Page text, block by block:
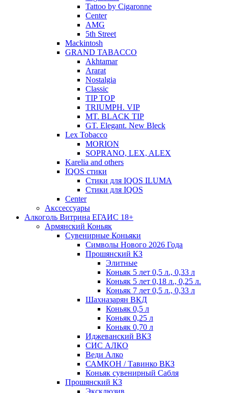
Tattoo by Cigaronne
Center
AMG
5th Street
Mackintosh
GRAND TABACCO
Akhtamar
Ararat
Nostalgia
Classic
TIP TOP
TRIUMPH. VIP
MT. BLACK TIP
GT. Elegant. New Bleck
Lex Tobacco
MORION
SOPRANO, LEX, ALEX
Karelia and others
IQOS стики
Стики для IQOS ILUMA
Стики для IQOS
Сenter
Акссессуары
Алкоголь Витрина ЕГАИС 18+
Армянский Коньяк
Сувенирные Коньяки
Символы Нового 2026 Года
Прошянский КЗ
Элитные
Коньяк 5 лет 0,5 л., 0,33 л
Коньяк 5 лет 0,18 л., 0,25 л.
Коньяк 7 лет 0,5 л., 0,33 л
Шахназарян ВКД
Коньяк 0,5 л
Коньяк 0,25 л
Коньяк 0,70 л
Иджеванский ВКЗ
СИС АЛКО
Веди Алко
САМКОН / Тавинко ВКЗ
Коньяк сувенирный Сабля
Прошянский КЗ
Эксклюзив